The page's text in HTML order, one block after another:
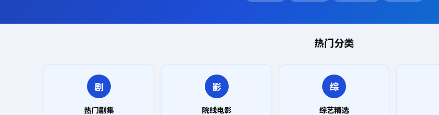
热门分类
剧
热门剧集
影
院线电影
综
综艺精选